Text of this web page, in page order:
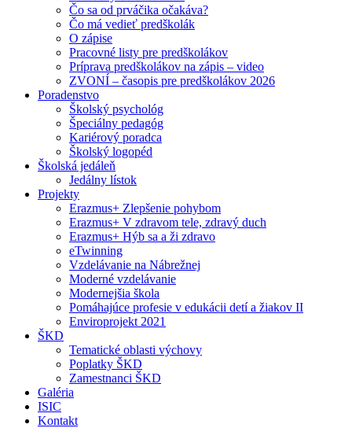
Čo sa od prváčika očakáva?
Čo má vedieť predškolák
O zápise
Pracovné listy pre predškolákov
Príprava predškolákov na zápis – video
ZVONÍ – časopis pre predškolákov 2026
Poradenstvo
Školský psychológ
Špeciálny pedagóg
Kariérový poradca
Školský logopéd
Školská jedáleň
Jedálny lístok
Projekty
Erazmus+ Zlepšenie pohybom
Erazmus+ V zdravom tele, zdravý duch
Erazmus+ Hýb sa a ži zdravo
eTwinning
Vzdelávanie na Nábrežnej
Moderné vzdelávanie
Modernejšia škola
Pomáhajúce profesie v edukácii detí a žiakov II
Enviroprojekt 2021
ŠKD
Tematické oblasti výchovy
Poplatky ŠKD
Zamestnanci ŠKD
Galéria
ISIC
Kontakt